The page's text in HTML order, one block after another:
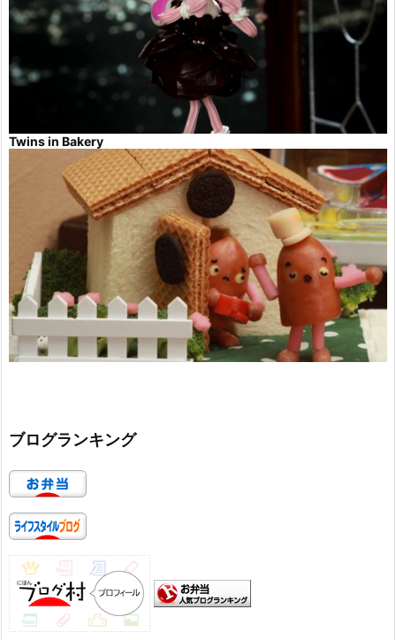
Twins in Bakery
ブログランキング